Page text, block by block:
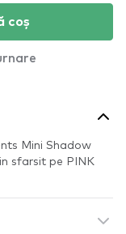
coș
Mini Shadow
sfarsit pe PINK